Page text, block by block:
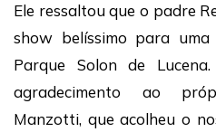
Ele ressaltou que o padre
show belíssimo para
Parque Solon de
agradecimento ao
Manzotti, que acolheu o